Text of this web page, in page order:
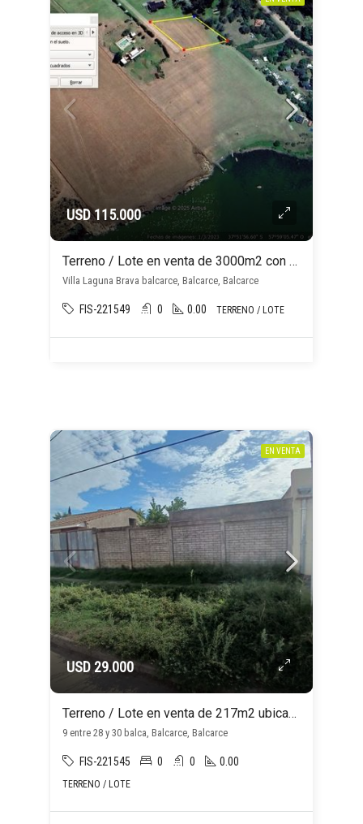
USD 115.000
Terreno / Lote en venta de 3000m2 con plena vista y acceso a Laguna Brava
Villa Laguna Brava balcarce, Balcarce, Balcarce
FIS-221549 0 0.00 TERRENO / LOTE
EN VENTA
USD 29.000
Terreno / Lote en venta de 217m2 ubicado en Balcarce
9 entre 28 y 30 balca, Balcarce, Balcarce
FIS-221545 0 0 0.00
TERRENO / LOTE